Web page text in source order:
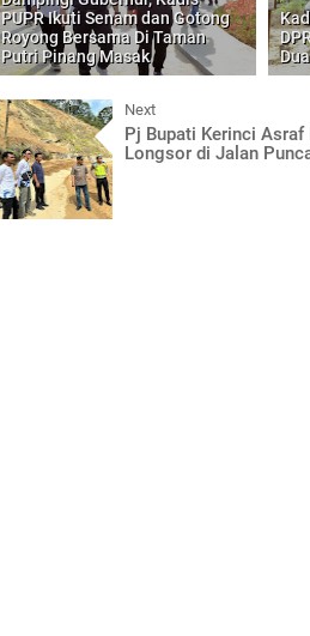
PUPR Ikuti Senam dan Gotong
Royong Bersama Di Taman
Putri Pinang Masak
Next
Pj Bupati Kerinci Asraf
Longsor di Jalan